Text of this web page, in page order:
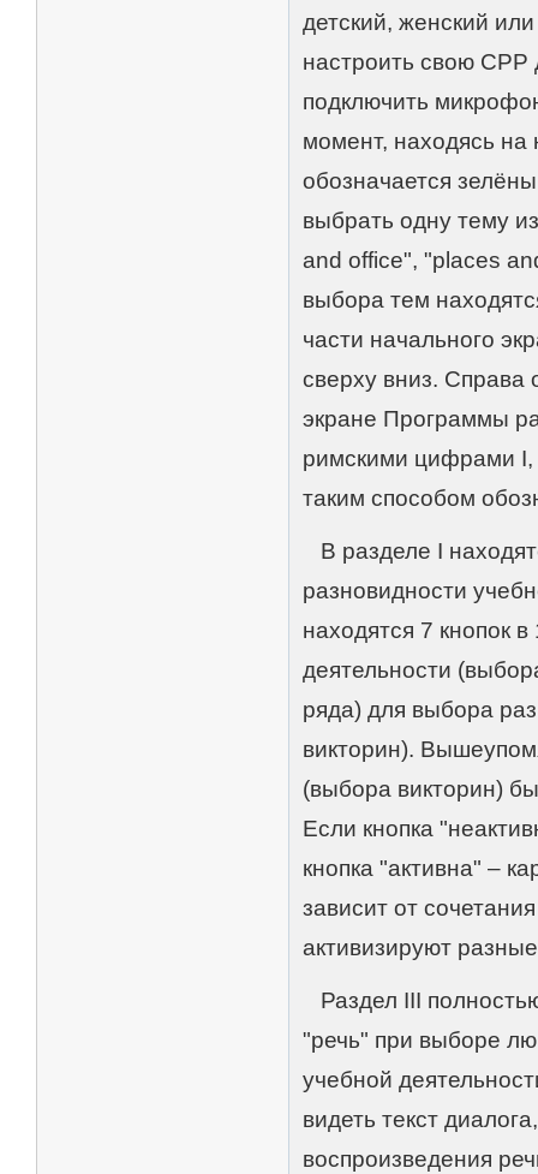
детский, женский
настроить свою
подключить
момент, находясь
обозначается
выбрать одну тему
and office", "places
выбора тем
части начального
сверху вниз. Справа
экране Программы
римскими цифрами I,
таким способом
В разделе I
разновидности
находятся 7 кнопок
деятельности
ряда) для выбора
викторин).
(выбора викторин)
Если кнопка
кнопка "активна" –
зависит от
активизируют
Раздел III
"речь" при выборе
учебной
видеть текст
воспроизведения